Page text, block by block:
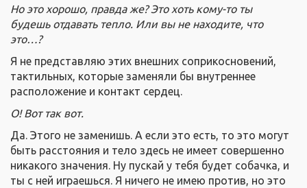
Но это хорошо, правда же? Это хоть кому-то ты
будешь отдавать тепло. Или вы не находите, что
это…?
Я не представляю этих внешних соприкосновений,
тактильных, которые заменяли бы внутреннее
расположение и контакт сердец.
О! Вот так вот.
Да. Этого не заменишь. А если это есть, то это могут
быть расстояния и тело здесь не имеет совершенно
никакого значения. Ну пускай у тебя будет собачка, и
ты с ней играешься. Я ничего не имею против, но это